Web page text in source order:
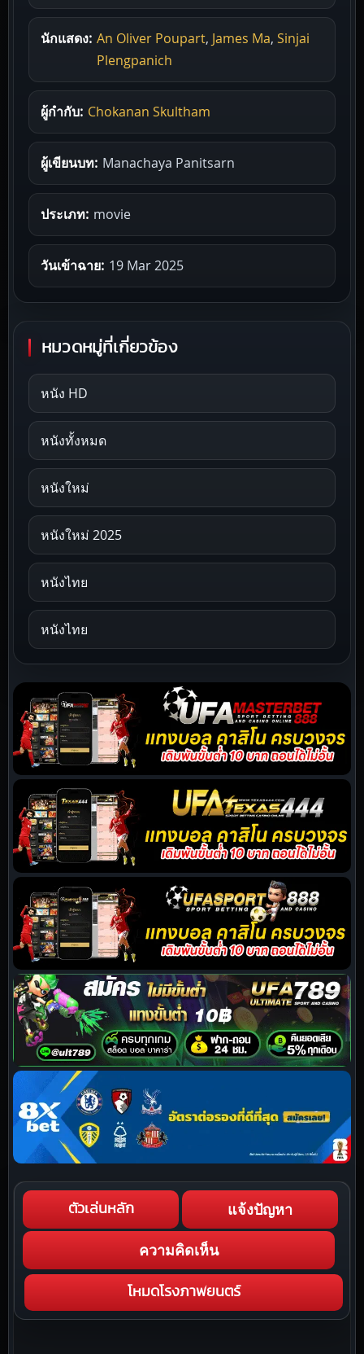
นักแสดง: An Oliver Poupart, James Ma, Sinjai
Plengpanich
ผู้กำกับ: Chokanan Skultham
ผู้เขียนบท: Manachaya Panitsarn
ประเภท: movie
วันเข้าฉาย: 19 Mar 2025
หมวดหมู่ที่เกี่ยวข้อง
หนัง HD
หนังทั้งหมด
หนังใหม่
หนังใหม่ 2025
หนังไทย
หนังไทย
ตัวเล่นหลัก แจ้งปัญหา
ความคิดเห็น
โหมดโรงภาพยนตร์